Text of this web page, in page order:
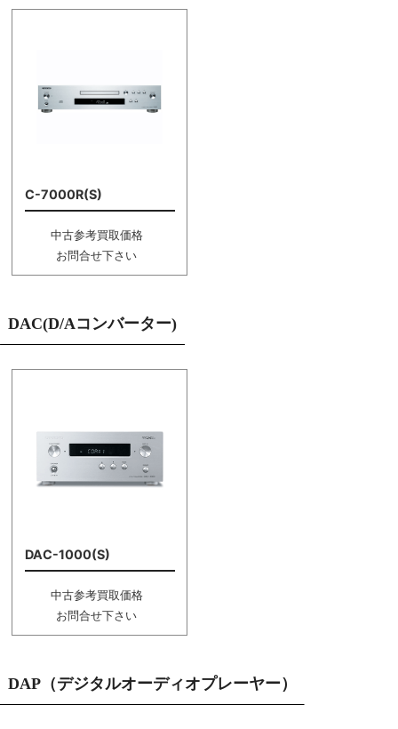
C-7000R(S)
中古参考買取価格
お問合せ下さい
DAC(D/Aコンバーター)
DAC-1000(S)
中古参考買取価格
お問合せ下さい
DAP（デジタルオーディオプレーヤー）